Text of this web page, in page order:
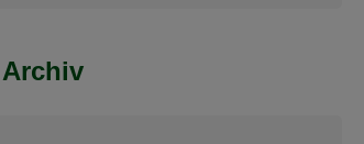
Archiv